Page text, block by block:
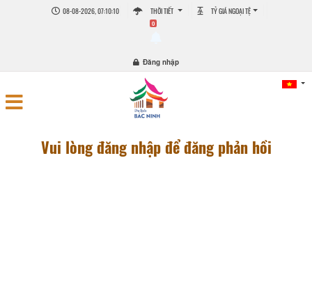
08-08-2026, 07:10:10 THỜI TIẾT TỶ GIÁ NGOẠI TỆ
0
Đăng nhập
Vui lòng đăng nhập để đăng phản hồi